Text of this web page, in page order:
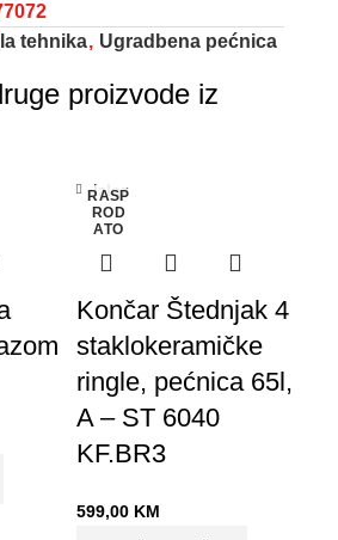
tehnika, Ugradbena pećnica
proizvode iz
RASP
ROD
ATO
Izlaz
Končar Štednjak 4
staklokeramičke
ringle, pećnica 65l,
A – ST 6040
KF.BR3
599,00 KM